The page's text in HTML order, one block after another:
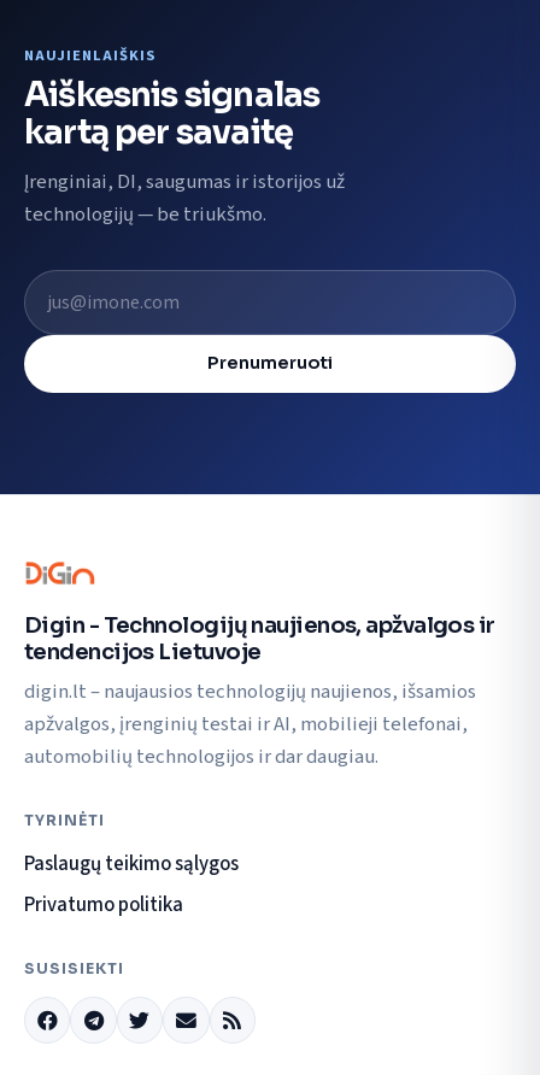
NAUJIENLAIŠKIS
Aiškesnis signalas
kartą per savaitę
Įrenginiai, DI, saugumas ir istorijos už
technologijų — be triukšmo.
El. pašto adresas
Prenumeruoti
Digin - Technologijų naujienos, apžvalgos ir
tendencijos Lietuvoje
digin.lt – naujausios technologijų naujienos, išsamios
apžvalgos, įrenginių testai ir AI, mobilieji telefonai,
automobilių technologijos ir dar daugiau.
TYRINĖTI
Paslaugų teikimo sąlygos
Privatumo politika
SUSISIEKTI